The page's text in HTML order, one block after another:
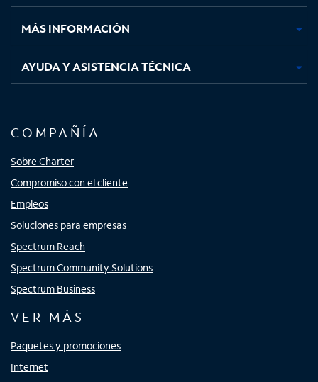
nuevanuevanuevanueva
MÁS INFORMACIÓN
AYUDA Y ASISTENCIA TÉCNICA
COMPAÑÍA
Sobre Charter
Compromiso con el cliente
Empleos
Soluciones para empresas
Spectrum Reach
Spectrum Community Solutions
Spectrum Business
VER MÁS
Paquetes y promociones
Internet